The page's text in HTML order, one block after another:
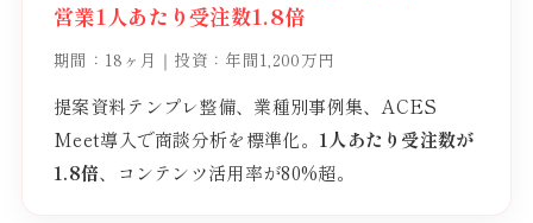
営業1人あたり受注数1.8倍
期間：18ヶ月｜投資：年間1,200万円
提案資料テンプレ整備、業種別事例集、ACES
Meet導入で商談分析を標準化。 1人あたり受注数が
1.8倍、コンテンツ活用率が80%超。